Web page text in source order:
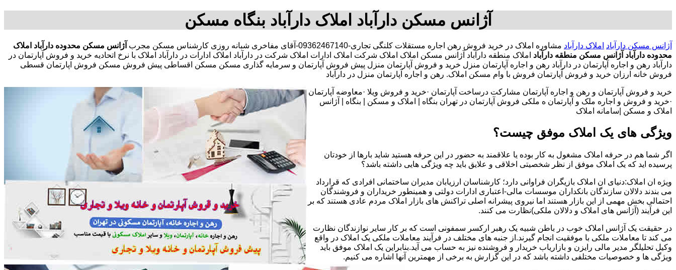
آژانس مسکن دارآباد املاک دارآباد بنگاه مسکن
آژانس مسکن دارآباد املاک دارآباد مشاوره املاک در خرید فروش رهن اجاره مستقلات کلنگی تجاری-09362467140-آقای مفاخری شبانه روزی کارشناس مسکن مجرب آژانس مسکن محدوده دارآباد املاک
محدوده دارآباد آژانس مسکن منطقه دارآباد املاک منطقه دارآباد آژانس مسکن املاک املاک شرکت املاک ادارات املاک شرکت در دارآباد املاک ادارات در دارآباد املاک با نرخ اتحادیه خرید و فروش آپارتمان در
دارآباد رهن و اجاره آپارتمان در دارآباد رهن و اجاره آپارتمان منزل خرید و فروش آپارتمان منزل پیش فروش آپارتمان و سرمایه گذاری مسکن مسکن اقساطی پیش فروش مسکن فروش اپارتمان قسطی
فروش خانه ارزان خرید و فروش آپارتمان فروش با وام مسکن املاک. رهن و اجاره آپارتمان منزل در دارآباد
خرید و فروش آپارتمان و رهن و اجاره آپارتمان مشارکت درساخت آپارتمان ·خرید و فروش ویلا ·معاوضه آپارتمان
·خرید و فروش و اجاره ملک و آپارتمان ه ملکی فروش آپارتمان در تهران بنگاه | املاک و مسکن | بنگاه | آژانس
املاک و مسکن |سامانه املاک
ویژگی های یک املاک موفق چیست؟
اگر شما هم در حرفه املاک مشغول به کار بوده یا علاقمند به حضور در این حرفه هستید شاید بارها از خودتان
پرسیده اید که یک املاک موفق از نظر شخصیتی اخلاقی و علایق باید چه ویژگی هایی داشته باشد؟
ویژه ان املاک:دنیای ان املاک بازیگران فراوانی دارد؛ کارشناسان ارزیابان مدیران ساختمانی افرادی که قرارداد
می بندند دلالان سازندگان بانکداران موسسات مالی-اعتباری ادارات دولتی و همینطور خریداران و فروشندگان
احتمالی بخش مهمی از این بازار هستند اما نیروی پیشرانه اصلی تراکنش های بازار املاک مردم عادی هستند که بر
این فرآیند (آژانس های املاک و دلالان ملکی)نظارت می کنند.
در حقیقت یک آژانس املاک خوب در باطن شبیه یک رهبر ارکسر سمفونی است که بر کار سایر نوازندگان نظارت
می کند تا معاملات ملکی با موفقیت انجام گیرند.از جنبه های مختلف در فرآیند معاملات ملکی یک املاک در واقع
وکیل تحلیلگر مدیر مالی رایزن و بازاریاب خریدار و فروشنده نیز به حساب می آید.بنابراین یک املاک موفق باید
ویژگی ها و خصوصیات مختلفی داشته باشد که در این گزارش به برخی از مهمترین آنها اشاره می کنیم.